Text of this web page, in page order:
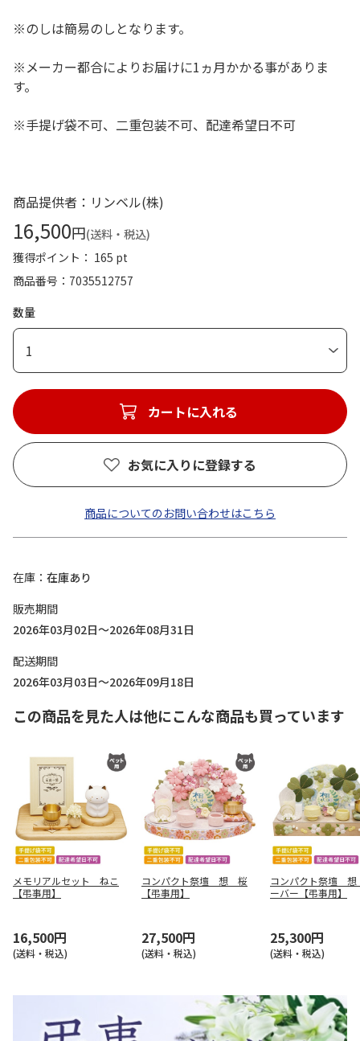
※のしは簡易のしとなります。
※メーカー都合によりお届けに1ヵ月かかる事がありま
す。
※手提げ袋不可、二重包装不可、配達希望日不可
商品提供者：リンベル(株)
16,500円(送料・税込)
獲得ポイント： 165 pt
商品番号
7035512757
数量
1
カートに入れる
お気に入りに登録する
商品についてのお問い合わせはこちら
在庫
在庫あり
販売期間
2026年03月02日～2026年08月31日
配送期間
2026年03月03日～2026年09月18日
この商品を見た人は他にこんな商品も買っています
メモリアルセット ねこ
【弔事用】
16,500円
(送料・税込)
コンパクト祭壇 想 桜
【弔事用】
27,500円
(送料・税込)
コンパクト祭壇
ーバー【弔事用】
25,300円
(送料・税込)